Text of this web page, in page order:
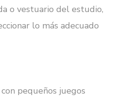
o vestuario del estudio,
lo más adecuado
pequeños juegos